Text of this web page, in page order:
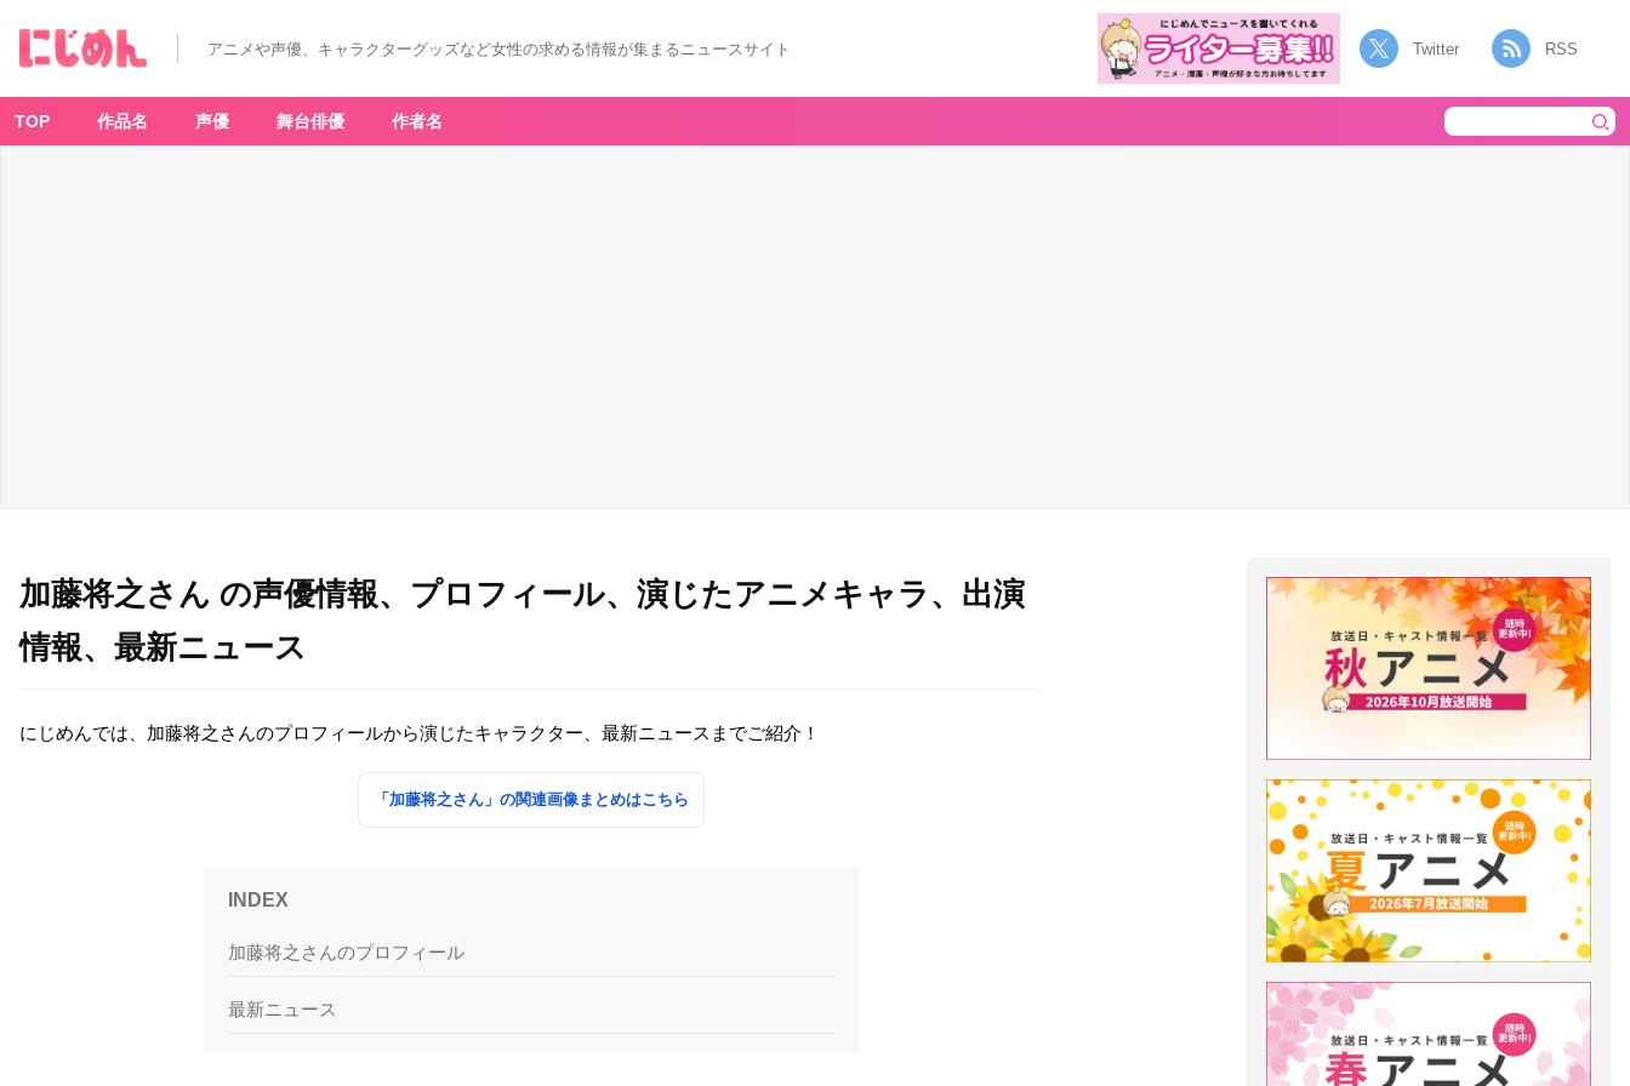
アニメや声優、キャラクターグッズなど女性の求める情報が集まるニュースサイト Twitter RSS
TOP 作品名 声優 舞台俳優 作者名
加藤将之さん の声優情報、プロフィール、演じたアニメキャラ、出演
情報、最新ニュース
にじめんでは、加藤将之さんのプロフィールから演じたキャラクター、最新ニュースまでご紹介！
「加藤将之さん」の関連画像まとめはこちら
加藤将之さんのプロフィール
最新ニュース